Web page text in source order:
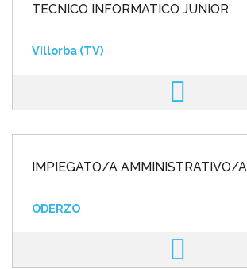
TECNICO INFORMATICO JUNIOR
Villorba (TV)
IMPIEGATO/A AMMINISTRATIVO/A
ODERZO